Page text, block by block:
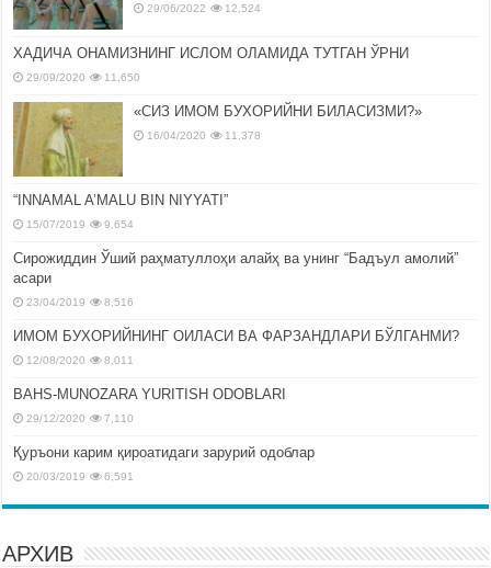
29/06/2022 12,524
ХАДИЧА ОНАМИЗНИНГ ИСЛОМ ОЛАМИДА ТУТГАН ЎРНИ
29/09/2020 11,650
«СИЗ ИМОМ БУХОРИЙНИ БИЛАСИЗМИ?»
16/04/2020 11,378
“INNAMAL A’MALU BIN NIYYATI”
15/07/2019 9,654
Сирожиддин Ўший раҳматуллоҳи алайҳ ва унинг “Бадъул амолий”
асари
23/04/2019 8,516
ИМОМ БУХОРИЙНИНГ ОИЛАСИ ВА ФАРЗАНДЛАРИ БЎЛГАНМИ?
12/08/2020 8,011
BAHS-MUNOZARA YURITISH ODOBLARI
29/12/2020 7,110
Қуръони карим қироатидаги зарурий одоблар
20/03/2019 6,591
АРХИВ